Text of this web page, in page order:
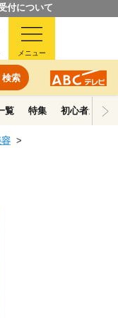
付について
検索
メニュー
覧 特集 初心者ガイド